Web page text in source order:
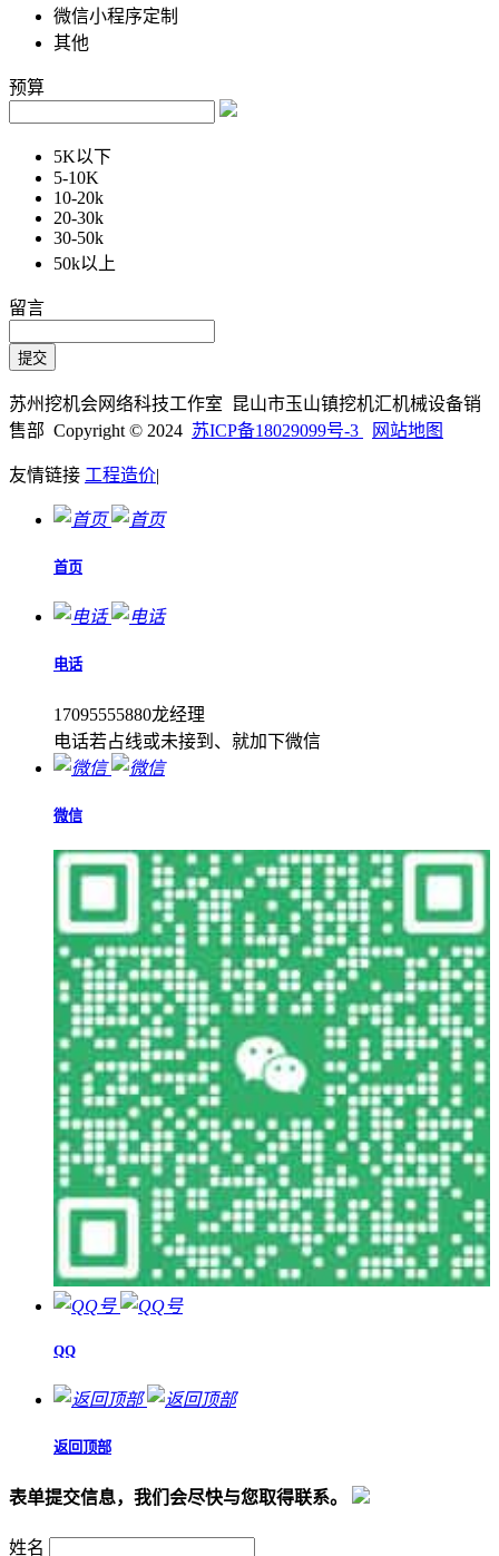
微信小程序定制
其他
预算
5K以下
5-10K
10-20k
20-30k
30-50k
50k以上
留言
苏州挖机会网络科技工作室 昆山市玉山镇挖机汇机械设备销
售部 Copyright © 2024 苏ICP备18029099号-3 网站地图
友情链接 工程造价|
首页
电话
17095555880龙经理
电话若占线或未接到、就加下微信
微信
QQ
返回顶部
表单提交信息，我们会尽快与您取得联系。
姓名